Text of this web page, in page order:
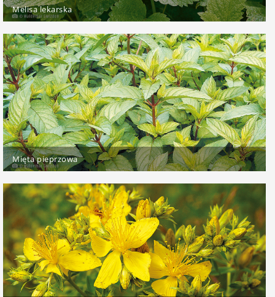
Melisa lekarska
Mięta pieprzowa